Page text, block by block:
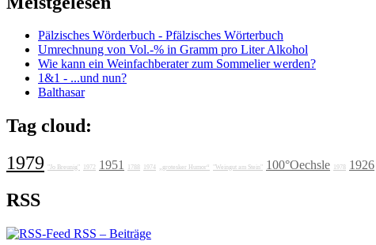
Pälzisches Wörderbuch - Pfälzisches Wörterbuch
Umrechnung von Vol.-% in Gramm pro Liter Alkohol
Wie kann ein Weinfachberater zum Sommelier werden?
1&1 - ...und nun?
Balthasar
Tag cloud:
1979
"Jo Breunig" 1972 1951 1788 1974 „grotesker Humor“ "Weingut am Stein" 100°Oechsle 1978 1926
RSS
RSS – Beiträge